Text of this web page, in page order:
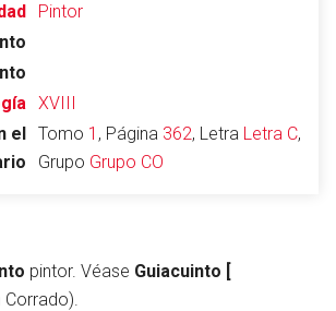
Pintor
XVIII
el Tomo 1 , Página 362, Letra Letra C,
Grupo Grupo CO
pintor. Véase Guiacuinto [
Corrado).